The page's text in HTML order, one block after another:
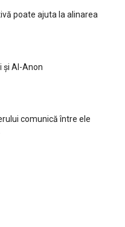
poate ajuta la alinarea
și Al-Anon
comunică între ele